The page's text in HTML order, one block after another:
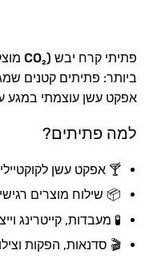
פתיתי קרח יבש (CO₂ מוצק, ‎-78.5°C‎)
ביותר: פתיתים קטנים
אפקט עשן עוצמתי במגע
למה פתיתים?
🍸 אפקט עשן
📦 שילוח מוצרים
🧪 מעבדות, קייטרינג
🎬 סדנאות, הפקות